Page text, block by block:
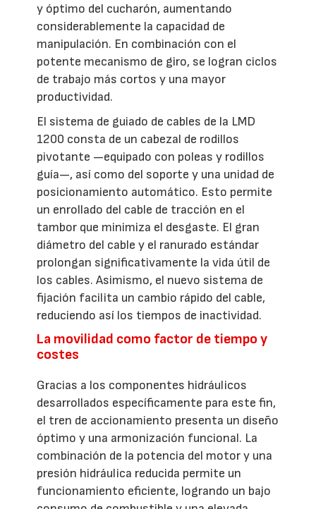
y óptimo del cucharón, aumentando
considerablemente la capacidad de
manipulación. En combinación con el
potente mecanismo de giro, se logran ciclos
de trabajo más cortos y una mayor
productividad.
El sistema de guiado de cables de la LMD
1200 consta de un cabezal de rodillos
pivotante —equipado con poleas y rodillos
guía—, así como del soporte y una unidad de
posicionamiento automático. Esto permite
un enrollado del cable de tracción en el
tambor que minimiza el desgaste. El gran
diámetro del cable y el ranurado estándar
prolongan significativamente la vida útil de
los cables. Asimismo, el nuevo sistema de
fijación facilita un cambio rápido del cable,
reduciendo así los tiempos de inactividad.
La movilidad como factor de tiempo y
costes
Gracias a los componentes hidráulicos
desarrollados específicamente para este fin,
el tren de accionamiento presenta un diseño
óptimo y una armonización funcional. La
combinación de la potencia del motor y una
presión hidráulica reducida permite un
funcionamiento eficiente, logrando un bajo